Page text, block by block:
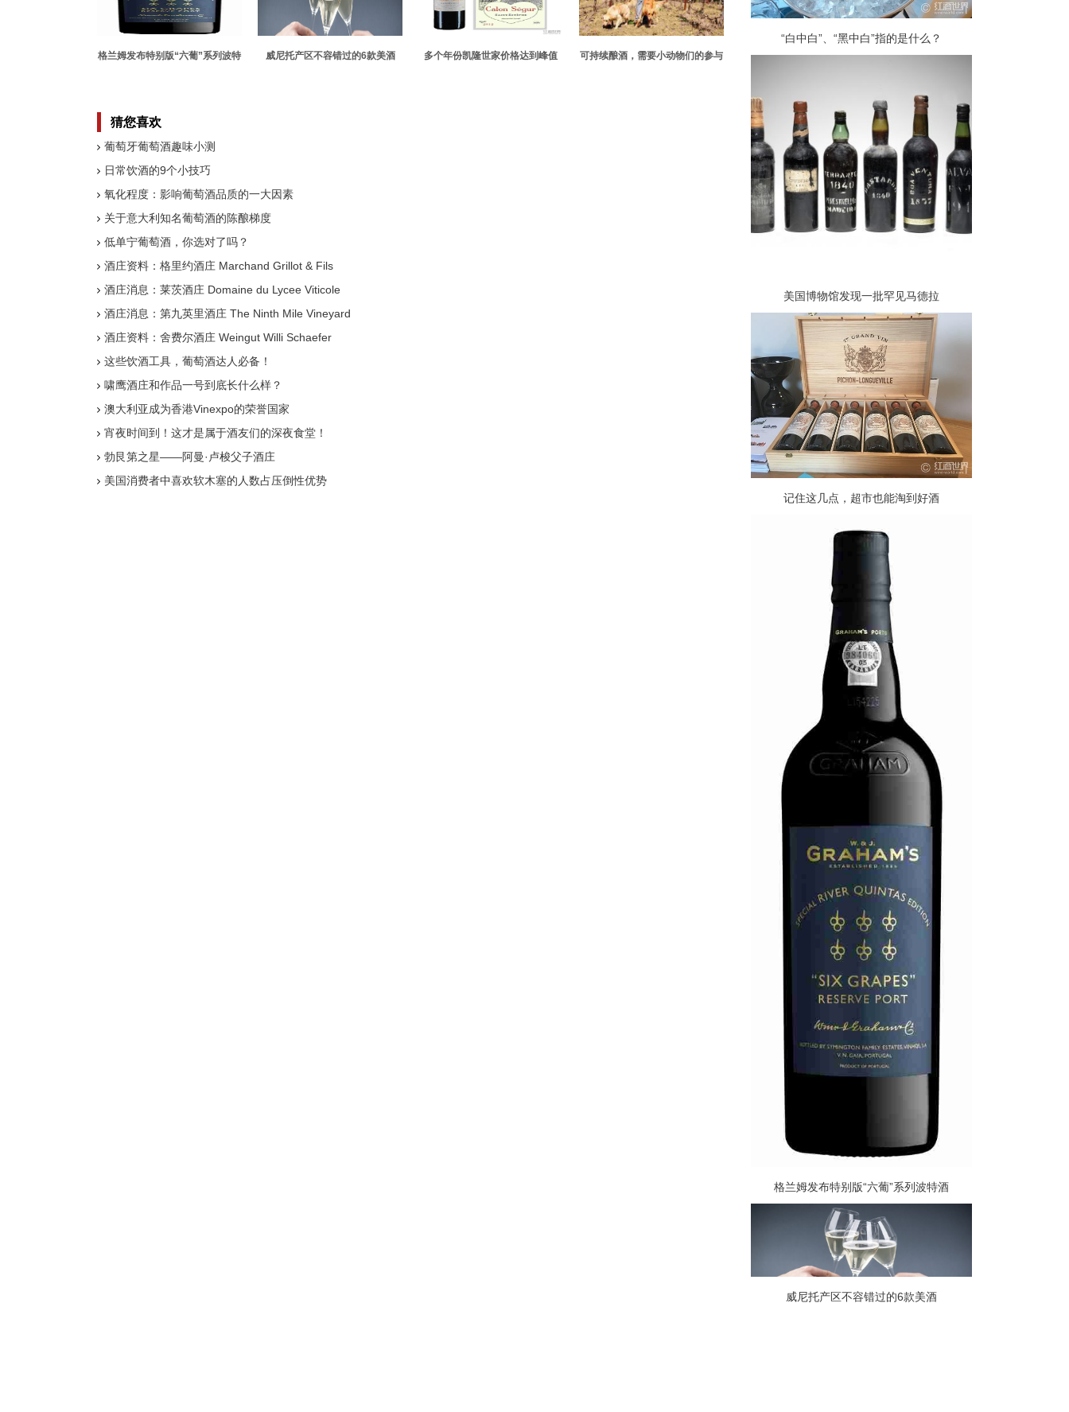
格兰姆发布特别版“六葡”系列波特
威尼托产区不容错过的6款美酒 多个年份凯隆世家价格达到峰值 可持续酿酒，需要小动物们的参与
猜您喜欢
葡萄牙葡萄酒趣味小测
日常饮酒的9个小技巧
氧化程度：影响葡萄酒品质的一大因素
关于意大利知名葡萄酒的陈酿梯度
低单宁葡萄酒，你选对了吗？
酒庄资料：格里约酒庄 Marchand Grillot & Fils
酒庄消息：莱茨酒庄 Domaine du Lycee Viticole
酒庄消息：第九英里酒庄 The Ninth Mile Vineyard
酒庄资料：舍费尔酒庄 Weingut Willi Schaefer
这些饮酒工具，葡萄酒达人必备！
啸鹰酒庄和作品一号到底长什么样？
澳大利亚成为香港Vinexpo的荣誉国家
宵夜时间到！这才是属于酒友们的深夜食堂！
勃艮第之星——阿曼·卢梭父子酒庄
美国消费者中喜欢软木塞的人数占压倒性优势
“白中白”、“黑中白”指的是什么？
美国博物馆发现一批罕见马德拉
记住这几点，超市也能淘到好酒
格兰姆发布特别版“六葡”系列波特酒
威尼托产区不容错过的6款美酒